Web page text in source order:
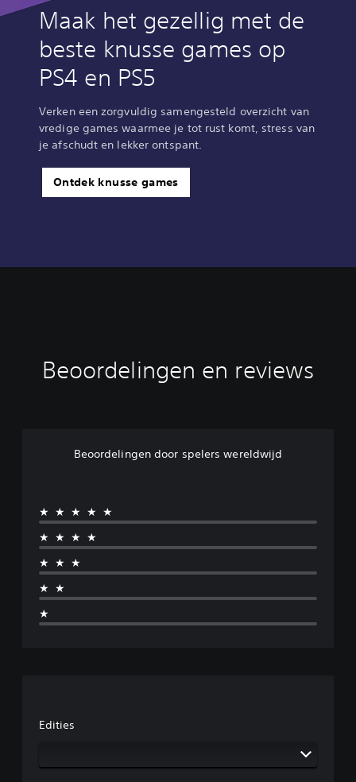
Maak het gezellig met de
beste knusse games op
PS4 en PS5
Verken een zorgvuldig samengesteld overzicht van
vredige games waarmee je tot rust komt, stress van
je afschudt en lekker ontspant.
Ontdek knusse games
Beoordelingen en reviews
Beoordelingen door spelers wereldwijd
★★★★★
★★★★
★★★
★★
★
Edities